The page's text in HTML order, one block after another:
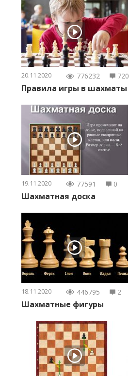
20.11.2020 776232 720
Правила игры в шахматы
19.11.2020 77591 0
Шахматная доска
18.11.2020 446795 2
Шахматные фигуры